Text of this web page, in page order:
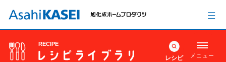
RECIPE
レシピ メニュー